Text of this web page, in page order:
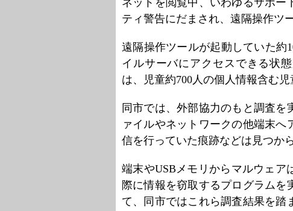
ネットを閲覧中、いわゆるサポー
ティ警告にだまされ、遠隔操作ツ
遠隔操作ツールが起動していた約
イルサーバにアクセスできる状
は、児童約700人の個人情報含む児
同市では、外部協力のもと調査
ァイルやネットワークの他端末
信を行っていた痕跡などは見つか
端末やUSBメモリからマルウェア
際に情報を窃取するプログラムを
て、同市ではこれら調査結果を踏